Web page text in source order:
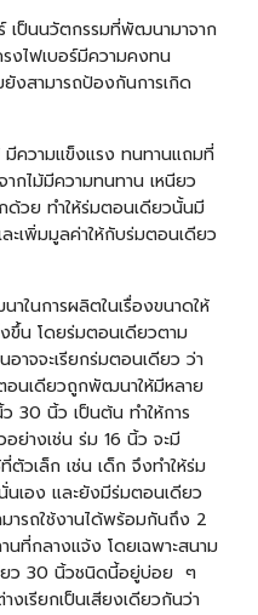
เป็นนวัตกรรมที่พัฒนามาจาก
งไฟเบอร์มีความคงทน
งสามารถป้องกันการเกิด
มีความแข็งแรง ทนทานแถมที่
ไม้มีความทนทาน เหนียว
ด้วย ทำให้ร่มตอนเดียวนั้นมี
ะเพิ่มมูลค่าให้กับร่มตอนเดียว
ในการผลิตในเรื่องขนาดให้
ขึ้น โดยร่มตอนเดียวตาม
าจจะเรียกร่มตอนเดียว ว่า
นเดียวถูกพัฒนาให้มีหลาย
30 นิ้ว เป็นต้น ทำให้การ
ย่างเช่น ร่ม 16 นิ้ว จะมี
ตัวเล็ก เช่น เด็ก จึงทำให้ร่ม
เอง และยังมีร่มตอนเดียว
ารถใช้งานได้พร้อมกันถึง 2
ที่กลางแจ้ง โดยเฉพาะสนาม
ดียว 30 นิ้วชนิดนี้อยู่บ่อย ๆ
เรียกเป็นเสียงเดียวกันว่า